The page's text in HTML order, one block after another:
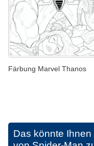
Färbung Marvel Thanos
Das könnte